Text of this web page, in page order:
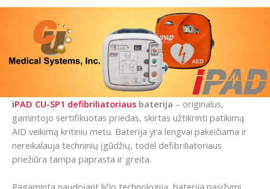
iPAD CU-SP1 defibriliatoriaus baterija – originalus,
gamintojo sertifikuotas priedas, skirtas užtikrinti patikimą
AID veikimą kritiniu metu. Baterija yra lengvai pakeičiama ir
nereikalauja techninių įgūdžių, todėl defibriliatoriaus
priežiūra tampa paprasta ir greita.